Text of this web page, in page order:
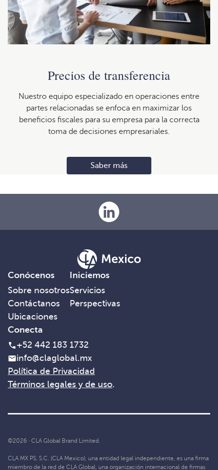
Precios de transferencia
Nuestro equipo especializado en operaciones entre
partes relacionadas se enfoca en maximizar los
beneficios fiscales para su empresa para la correcta
toma de decisiones empresariales.
Saber más
Conócenos
Sobre nosotros
Contáctanos
Ubicaciones
Iniciemos
Servicios
Perspectivas
Conecta
+52 442 183 1732
info@claglobal.mx
Política de Privacidad
Términos legales y de uso.
©2026 · CLA Global Brand Limited.
CLA MX PS, S.C. (CLA Mexico), una entidad legal independiente, es una firma
miembro de la red de CLA Global, una organización internacional de firmas